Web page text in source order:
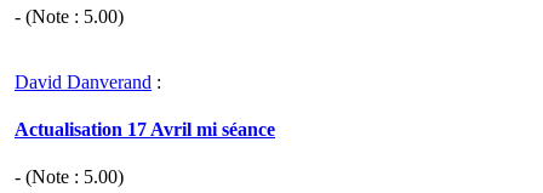
- (Note : 5.00)
David Danverand :
Actualisation 17 Avril mi séance
- (Note : 5.00)